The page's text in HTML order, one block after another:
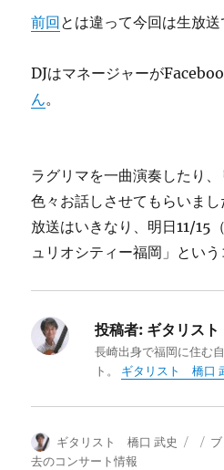
前回とは違って今回は生放送
DJはマネージャーが
ん。
ラグリマを一曲演奏したり
色々お話しさせてもらいまし
放送はいきなり、明日11/15
ュリオシティー福岡」という
投稿者: ギタリス
長崎出身で福岡に住む
ト。 ギタリスト 橋口
投
稿
ギタリスト 橋口 武史
投 カ
去のコンサート情報